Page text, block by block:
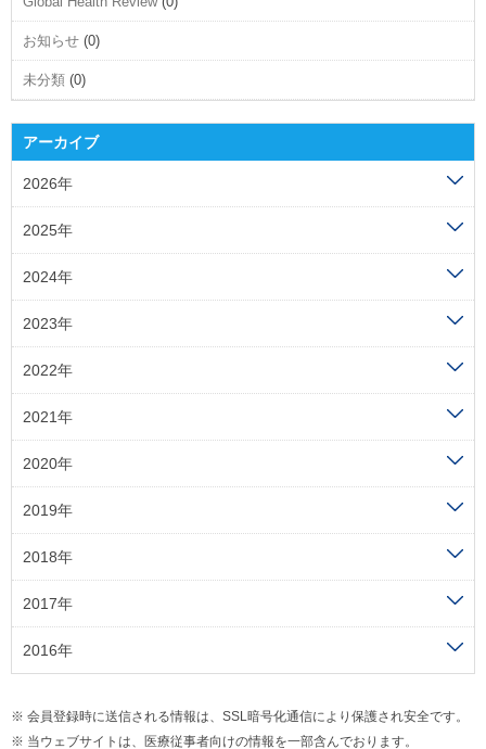
お知らせ (0)
未分類 (0)
アーカイブ
2026年
2025年
2024年
2023年
2022年
2021年
2020年
2019年
2018年
2017年
2016年
会員登録時に送信される情報は、SSL暗号化通信により保護され安全です。
当ウェブサイトは、医療従事者向けの情報を一部含んでおります。